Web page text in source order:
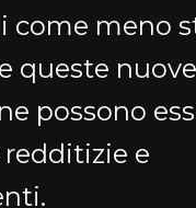
come meno
queste
possono
e